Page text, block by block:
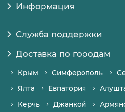
Информация
Служба поддержки
Доставка по городам
Крым Симферополь
Ялта
Евпатория
Керчь
Джанкой